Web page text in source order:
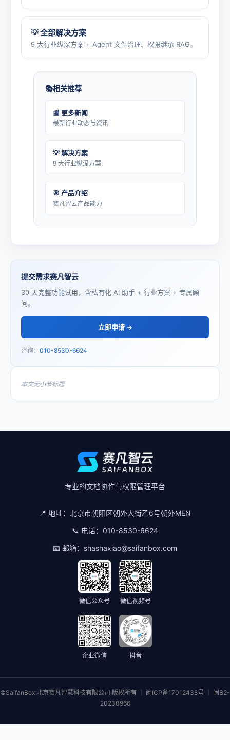
💡 全部解决方案
9 大行业纵深方案 + Agent 文件治理、权限继承 RAG。
相关推荐
📰 更多新闻
最新行业动态与资讯
💡 解决方案
9 大行业纵深方案
🎯 产品介绍
赛凡智云产品能力
提交需求赛凡智云
30 天完整功能试用，含私有化 AI 助手 + 行业方案 + 专属顾
问。
立即申请 →
咨询： 010-8530-6624
本文无小节标题
专业的文档协作与权限管理平台
📍 地址： 北京市朝阳区朝外大街乙6号朝外MEN
📞 电话： 010-8530-6624
📧 邮箱： shashaxiao@saifanbox.com
微信公众号 微信视频号
企业微信 抖音
©SaifanBox 北京赛凡智慧科技有限公司 版权所有 ｜ 闽ICP备17012438号 ｜ 闽B2-
20230966